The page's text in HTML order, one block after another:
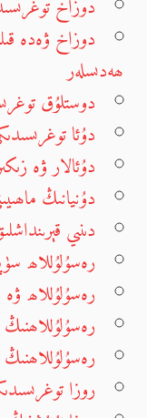
دوزاخ
دوزاخ ۋەدە
ھەدىسلەر
دوستلۇق
دۇئا
دۇئالار ۋە
دۇنيانىڭ
دىنىي
رەسۇلۇللاھ
رەسۇلۇللاھ ۋە
روزا